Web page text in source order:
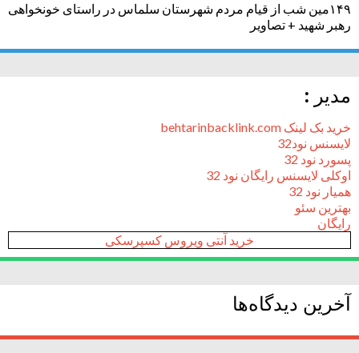
۱۴۹مین شب از قیام مردم شهرستان سلماس در راستای خونخواهی
رهبر شهید + تصاویر
مدیر :
خرید بک لینک behtarinbacklink.com
لایسنس نود32
پسورد نود 32
اوکلی لایسنس رایگان نود 32
همیار نود 32
بهترین سئو
رایگان
خرید آنتی ویروس کسپرسکی
آخرین دیدگاه‌ها